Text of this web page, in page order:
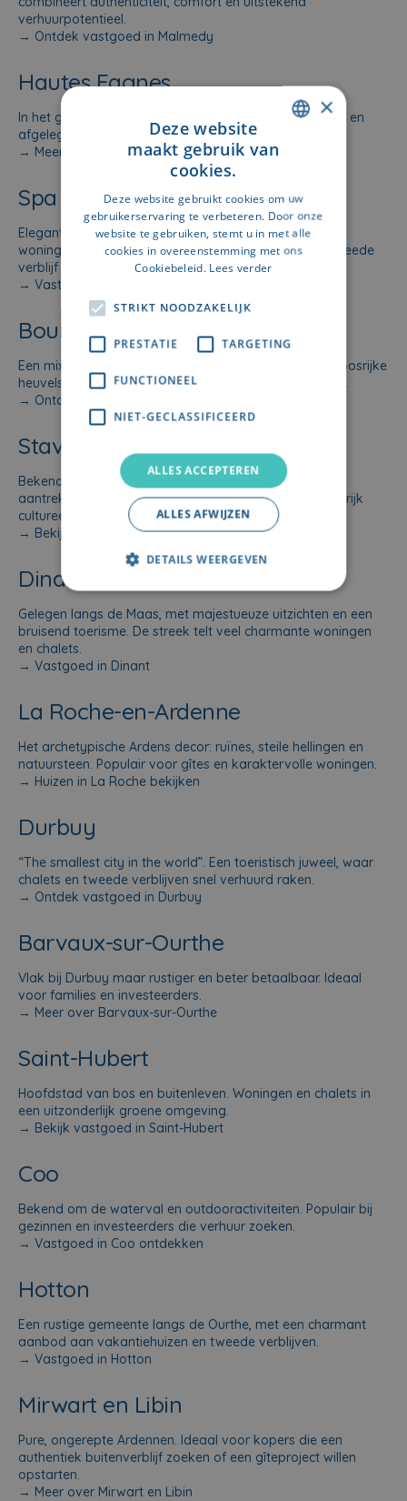
verhuurpotentieel.
→ Ontdek vastgoed in Malmedy
Hautes Fagnes
In het grootste natuurgebied van België vind je chalets en
afgelegen woningen met een zeldzaam unieke ligging.
→ Meer over vastgoed in de Hoge Venen
Spa
Elegante thermenstad, bekend om haar karaktervolle
woningen, chalets en omringende natuur. Ideaal als tweede
verblijf of rustige investering.
→ Vastgoed in Spa bekijken
Bouillon en de Semoisvallei
Een mix van middeleeuws erfgoed, riviergezichten en bosrijke
heuvels. Populair bij kopers die natuur én sfeer zoeken.
→ Ontdek Bouillon en de Semoisvallei
Stavelot
Bekend om zijn abdij en gevarieerd patrimonium. Een
aantrekkelijke plek voor chalets en woningen met een rijk
cultureel kader.
→ Bekijk vastgoed in Stavelot
Dinant
Gelegen langs de Maas, met majestueuze uitzichten en een
bruisend toerisme. De streek telt veel charmante woningen
en chalets.
→ Vastgoed in Dinant
La Roche-en-Ardenne
Het archetypische Ardens decor: ruïnes, steile hellingen en
natuursteen. Populair voor gîtes en karaktervolle woningen.
→ Huizen in La Roche bekijken
Durbuy
“The smallest city in the world”. Een toeristisch juweel, waar
chalets en tweede verblijven snel verhuurd raken.
→ Ontdek vastgoed in Durbuy
Barvaux-sur-Ourthe
Vlak bij Durbuy maar rustiger en beter betaalbaar. Ideaal
voor families en investeerders.
→ Meer over Barvaux-sur-Ourthe
Saint-Hubert
Hoofdstad van bos en buitenleven. Woningen en chalets in
een uitzonderlijk groene omgeving.
→ Bekijk vastgoed in Saint-Hubert
Coo
Bekend om de waterval en outdooractiviteiten. Populair bij
gezinnen en investeerders die verhuur zoeken.
→ Vastgoed in Coo ontdekken
Hotton
Een rustige gemeente langs de Ourthe, met een charmant
aanbod aan vakantiehuizen en tweede verblijven.
→ Vastgoed in Hotton
Mirwart en Libin
Pure, ongerepte Ardennen. Ideaal voor kopers die een
authentiek buitenverblijf zoeken of een gîteproject willen
opstarten.
→ Meer over Mirwart en Libin
×
Deze website
maakt gebruik van
cookies.
Deze website gebruikt cookies om uw
gebruikerservaring te verbeteren. Door onze
website te gebruiken, stemt u in met alle
cookies in overeenstemming met ons
Cookiebeleid. Lees verder
STRIKT NOODZAKELIJK
PRESTATIE TARGETING
FUNCTIONEEL
NIET-GECLASSIFICEERD
ALLES ACCEPTEREN
ALLES AFWIJZEN
DETAILS WEERGEVEN